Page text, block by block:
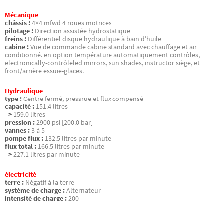
Mécanique
châssis :4×4 mfwd 4 roues motrices
pilotage : Direction assistée hydrostatique
freins : Différentiel disque hydraulique à bain d’huile
cabine :Vue de commande cabine standard avec chauffage et air
conditionné. en option température automatiquement contrôles,
electronically-contrôleled mirrors, sun shades, instructor siège, et
front/arrière essuie-glaces.
Hydraulique
type :Centre fermé, pressrue et flux compensé
capacité : 151.4 litres
–> 159.0 litres
pression :2900 psi [200.0 bar]
vannes :3 à 5
pompe flux : 132.5 litres par minute
flux total : 166.5 litres par minute
–>227.1 litres par minute
électricité
terre : Négatif à la terre
système de charge :Alternateur
intensité de charge :200